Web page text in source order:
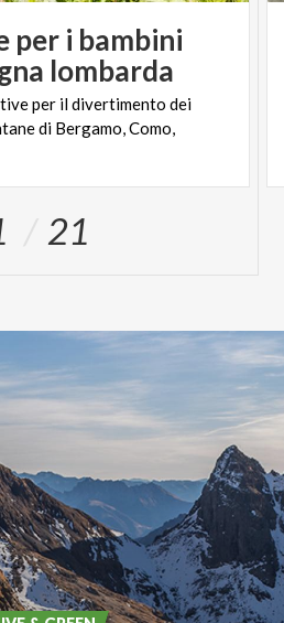
per i bambini
lombarda
per il divertimento dei
di Bergamo, Como,
21